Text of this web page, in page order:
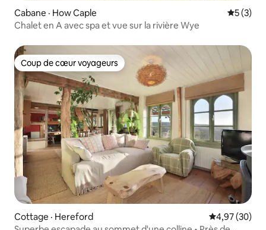
Cabane · How Caple Note
5 (3)
Chalet en A avec spa et vue sur la rivière Wye
Coup de cœur voyageurs
Coup de cœur voyageurs
Cottage · Hereford Note
4,97 (30)